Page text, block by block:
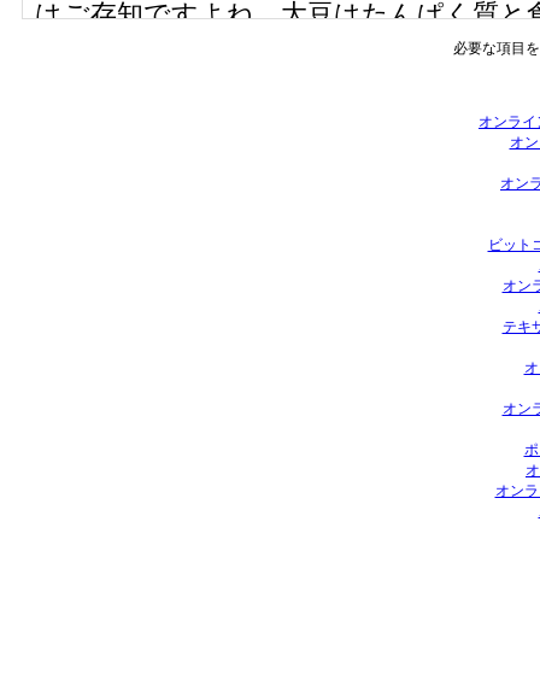
必要な項目
オンラ
オ
オン
ビット
オン
テキ
オン
オン